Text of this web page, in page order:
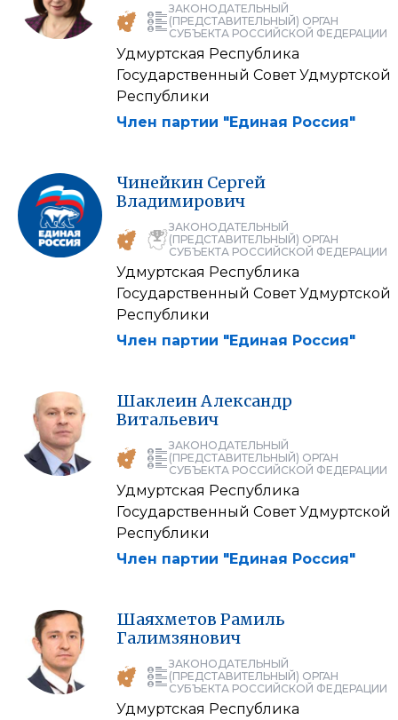
ЗАКОНОДАТЕЛЬНЫЙ
(ПРЕДСТАВИТЕЛЬНЫЙ) ОРГАН
СУБЪЕКТА РОССИЙСКОЙ ФЕДЕРАЦИИ
Удмуртская Республика
Государственный Совет Удмуртской
Республики
Член партии "Единая Россия"
Чинейкин Сергей
Владимирович
ЗАКОНОДАТЕЛЬНЫЙ
(ПРЕДСТАВИТЕЛЬНЫЙ) ОРГАН
СУБЪЕКТА РОССИЙСКОЙ ФЕДЕРАЦИИ
Удмуртская Республика
Государственный Совет Удмуртской
Республики
Член партии "Единая Россия"
Шаклеин Александр
Витальевич
ЗАКОНОДАТЕЛЬНЫЙ
(ПРЕДСТАВИТЕЛЬНЫЙ) ОРГАН
СУБЪЕКТА РОССИЙСКОЙ ФЕДЕРАЦИИ
Удмуртская Республика
Государственный Совет Удмуртской
Республики
Член партии "Единая Россия"
Шаяхметов Рамиль
Галимзянович
ЗАКОНОДАТЕЛЬНЫЙ
(ПРЕДСТАВИТЕЛЬНЫЙ) ОРГАН
СУБЪЕКТА РОССИЙСКОЙ ФЕДЕРАЦИИ
Удмуртская Республика